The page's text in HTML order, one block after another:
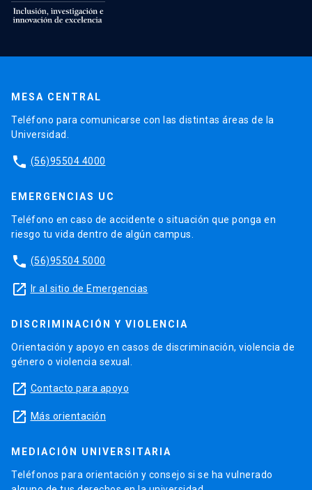
MESA CENTRAL
Teléfono para comunicarse con las distintas áreas de la
Universidad.
phone (56)95504 4000
EMERGENCIAS UC
Teléfono en caso de accidente o situación que ponga en
riesgo tu vida dentro de algún campus.
phone (56)95504 5000
launch Ir al sitio de Emergencias
DISCRIMINACIÓN Y VIOLENCIA
Orientación y apoyo en casos de discriminación, violencia de
género o violencia sexual.
launch Contacto para apoyo
launch Más orientación
MEDIACIÓN UNIVERSITARIA
Teléfonos para orientación y consejo si se ha vulnerado